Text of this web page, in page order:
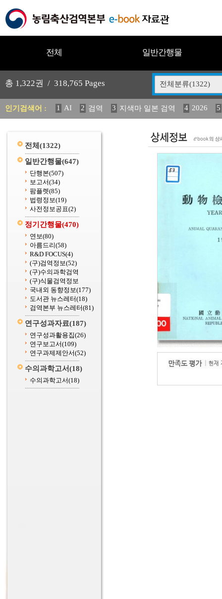
전체 일반간행물
총 1,322권 / 318,765 Pages 전체분류(1322)
인기검색어 : 1 AI 2 검역 3 지색마 일본 검역 4 2026
5
11 2025 12 중독성 식물 도감 13 媛 異 14
전체 (1322)
일반간행물(647)
단행본(507)
보고서(34)
팜플렛(85)
법령정보(19)
사전정보공표(2)
정기간행물(470)
연보(80)
아름드리(58)
R&D FOCUS(4)
(구)검역정보(52)
(구)수의과학검역
(구)식물검역정보
국내외 동향정보(177)
도서관 뉴스레터(18)
검역본부 뉴스레터(81)
연구성과자료(187)
연구성과활용집(26)
연구보고서(109)
연구과제제안서(52)
수의과학고서(18)
수의과학고서(18)